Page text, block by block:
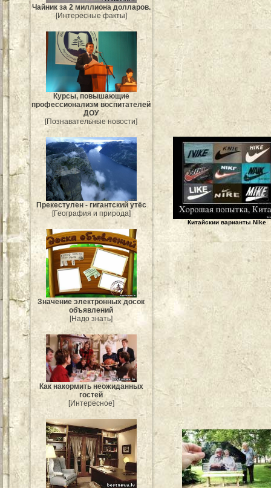
Чайник за 2 миллиона долларов.
[Интересные факты]
Курсы, повышающие
профессионализм воспитателей
ДОУ
[Познавательные новости]
Прекестулен - гигантский утёс
[География и природа]
Значение электронных досок
объявлений
[Надо знать]
Как накормить неожиданных
гостей
[Интересное]
Китайскии варианты Nike